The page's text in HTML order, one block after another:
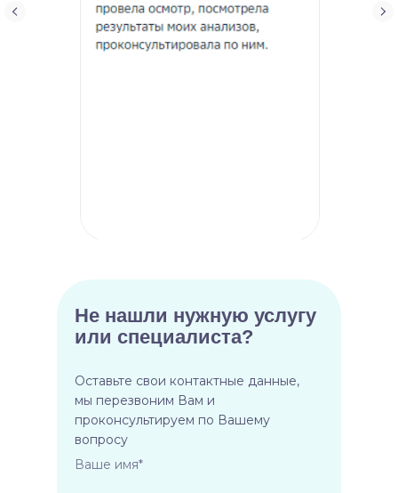
Ваше имя*
Не нашли нужную услугу
или специалиста?
Оставьте свои контактные данные,
мы перезвоним Вам и
проконсультируем по Вашему
вопросу